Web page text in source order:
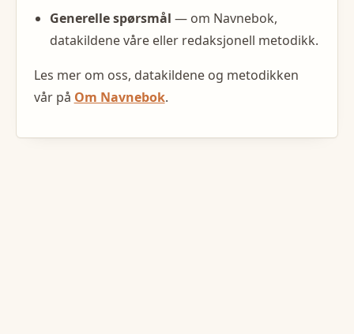
Generelle spørsmål — om Navnebok,
datakildene våre eller redaksjonell metodikk.
Les mer om oss, datakildene og metodikken
vår på Om Navnebok.